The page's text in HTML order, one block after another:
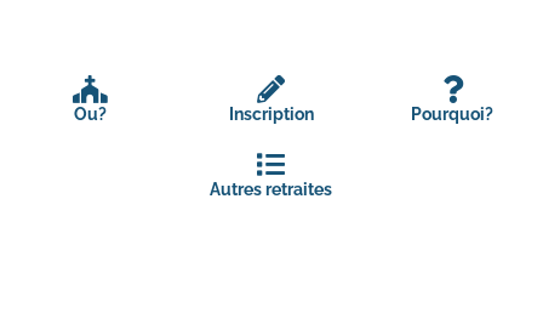
Ou? Inscription Pourquoi?
Autres retraites